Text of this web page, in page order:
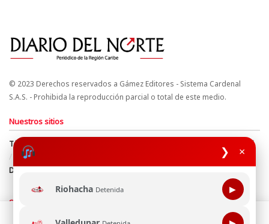
❯ ×
Riohacha Detenida ▶
© 2023 Derechos reservados a Gámez Editores - Sistema Cardenal
S.A.S. - Prohibida la reproducción parcial o total de este medio.
Nuestros sitios
Términos y Condiciones
Derechos de Autor y Propiedad Intelectual
Política de uso de cookies
Política de Tratamiento de Datos
Directrices Editoriales
Síguenos
Esta página web usa cookie para mejorar tu experiencia de